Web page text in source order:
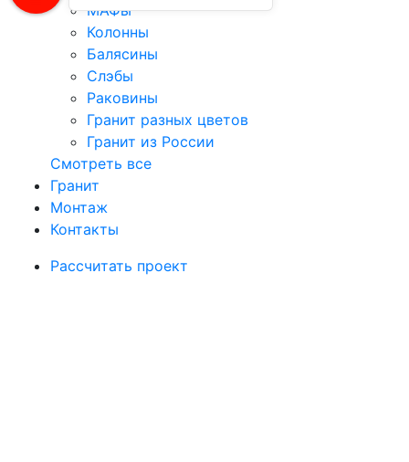
МАФы
Колонны
Балясины
Слэбы
Раковины
Гранит разных цветов
Гранит из России
Смотреть все
Гранит
Монтаж
Контакты
Рассчитать проект